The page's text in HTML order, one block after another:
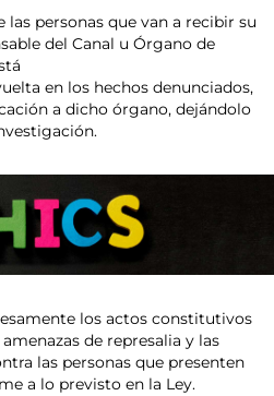
las personas que van a recibir su
del Canal u Órgano de
en los hechos denunciados,
a dicho órgano, dejándolo
los actos constitutivos
de represalia y las
las personas que presenten
a lo previsto en la Ley.